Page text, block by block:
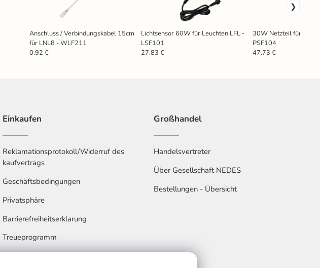
Anschluss / Verbindungskabel 15cm
für LNL8 - WLF211
0.92 €
Lichtsensor 60W für Leuchten LFL -
LSF101
27.83 €
30W Netzteil für
PSF104
47.73 €
Einkaufen
Reklamationsprotokoll/Widerruf des
kaufvertrags
Geschäftsbedingungen
Privatsphäre
Barrierefreiheitserklarung
Treueprogramm
Großhandel
Handelsvertreter
Über Gesellschaft NEDES
Bestellungen - Übersicht